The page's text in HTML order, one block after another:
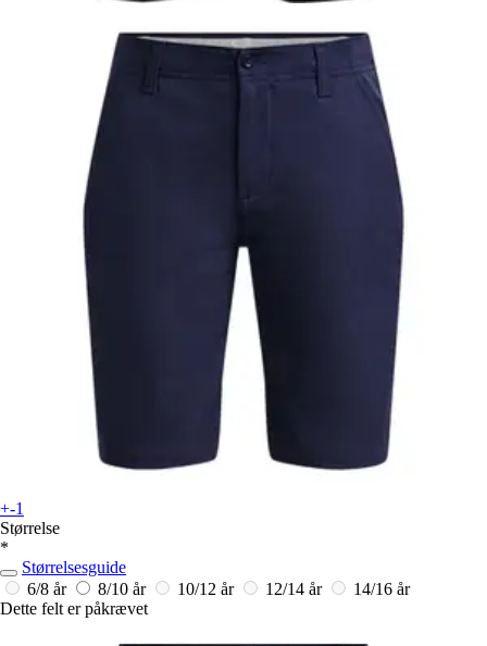
+-1
Størrelse
*
Størrelsesguide
6/8 år
8/10 år 10/12 år 12/14 år
14/16 år
Dette felt er påkrævet